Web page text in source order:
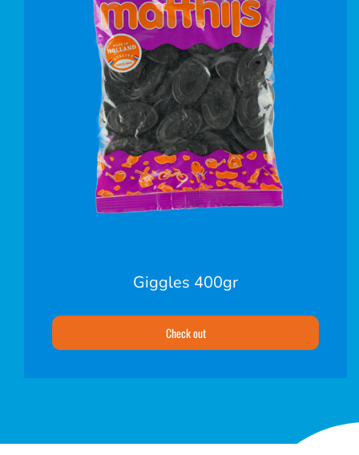
Giggles 400gr
Check out